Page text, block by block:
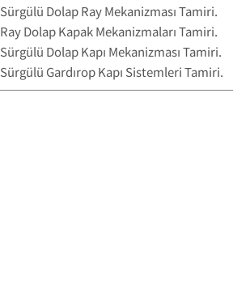
Sürgülü Dolap Ray Mekanizması Tamiri.
Ray Dolap Kapak Mekanizmaları Tamiri.
Sürgülü Dolap Kapı Mekanizması Tamiri.
Sürgülü Gardırop Kapı Sistemleri Tamiri.